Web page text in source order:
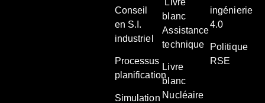
Conseil
en S.I.
industriel
Processus
planification
Simulation
blanc
Assistance
technique
Livre
blanc
Nucléaire
ingénierie
4.0
Politique
RSE